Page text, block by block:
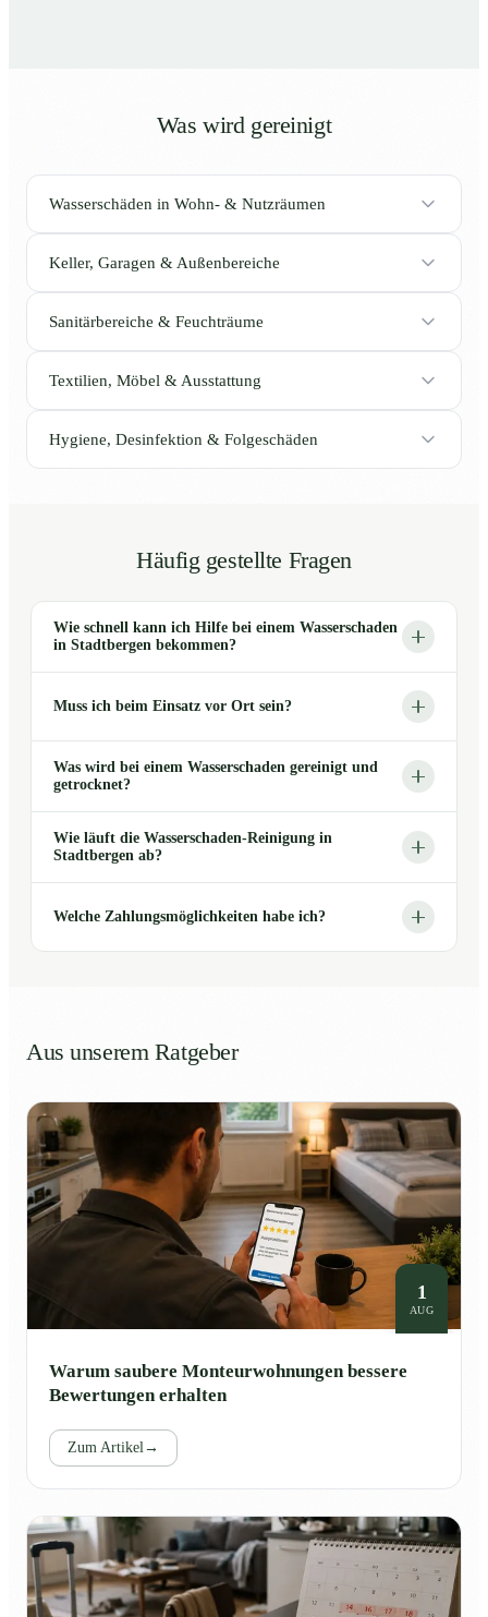
Was wird gereinigt
Wasserschäden in Wohn- & Nutzräumen
Keller, Garagen & Außenbereiche
Sanitärbereiche & Feuchträume
Textilien, Möbel & Ausstattung
Hygiene, Desinfektion & Folgeschäden
Häufig gestellte Fragen
Wie schnell kann ich Hilfe bei einem Wasserschaden
in Stadtbergen bekommen?
Muss ich beim Einsatz vor Ort sein?
Was wird bei einem Wasserschaden gereinigt und
getrocknet?
Wie läuft die Wasserschaden-Reinigung in
Stadtbergen ab?
Welche Zahlungsmöglichkeiten habe ich?
Aus unserem Ratgeber
1
AUG
Warum saubere Monteurwohnungen bessere
Bewertungen erhalten
Zum Artikel→